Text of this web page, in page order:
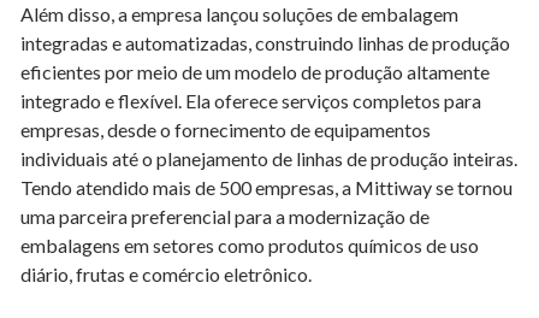
Além disso, a empresa lançou soluções de embalagem
integradas e automatizadas, construindo linhas de produção
eficientes por meio de um modelo de produção altamente
integrado e flexível. Ela oferece serviços completos para
empresas, desde o fornecimento de equipamentos
individuais até o planejamento de linhas de produção inteiras.
Tendo atendido mais de 500 empresas, a Mittiway se tornou
uma parceira preferencial para a modernização de
embalagens em setores como produtos químicos de uso
diário, frutas e comércio eletrônico.